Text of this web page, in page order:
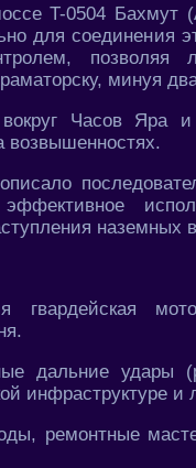
T-0504 Бахмут
для соединения
позволяя
минуя
Часов Яра
возвышенностях.
наземных
дальние удары
инфраструктуре и
ремонтные